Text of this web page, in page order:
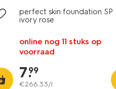
perfect skin foundation
ivory rose
online nog 11 stuks op
voorraad
7.
99
€266.33/l